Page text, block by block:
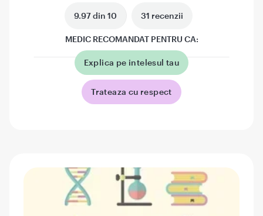
9.97 din 10 31 recenzii
MEDIC RECOMANDAT PENTRU CA:
Explica pe intelesul tau
Trateaza cu respect